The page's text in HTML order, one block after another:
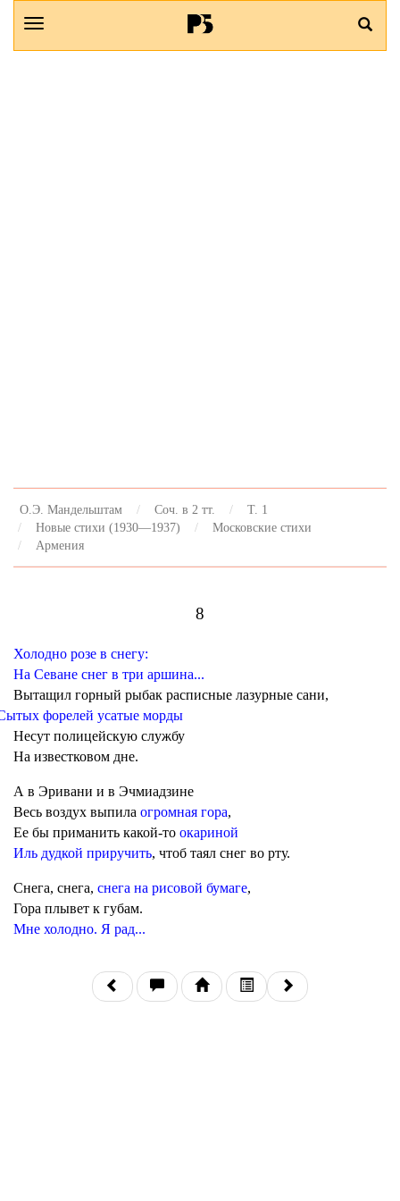
О.Э. Мандельштам Соч. в 2 тт.
Т. 1
Новые стихи (1930—1937)
Московские стихи
Армения
8
Холодно розе в снегу:
На Севане снег в три аршина...
Вытащил горный рыбак расписные лазурные сани,
форелей усатые морды
Несут полицейскую службу
На известковом дне.
А в Эривани и в Эчмиадзине
Весь воздух выпила огромная гора,
Ее бы приманить какой-то окариной
Иль дудкой приручить, чтоб таял снег во рту.
Снега, снега, снега на рисовой бумаге,
Гора плывет к губам.
Мне холодно. Я рад...